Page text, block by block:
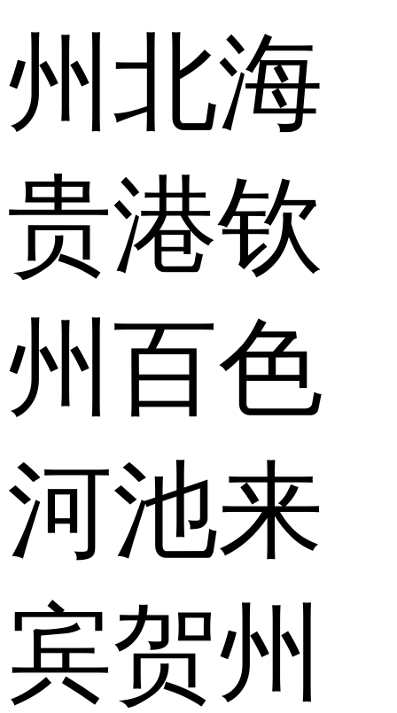
州 北海
贵港钦
州 百色
河池来
宾贺州